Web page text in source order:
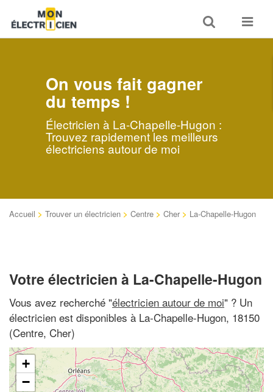
Toggle
search
Toggle
On vous fait gagner
du temps !
Électricien à La-Chapelle-Hugon :
Trouvez rapidement les meilleurs
électriciens autour de moi
Accueil > Trouver un électricien > Centre > Cher > La-Chapelle-Hugon
Votre électricien à La-Chapelle-Hugon
Vous avez recherché "électricien autour de moi" ? Un
électricien est disponibles à La-Chapelle-Hugon, 18150
(Centre, Cher)
+
−